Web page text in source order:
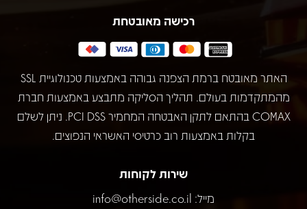
רכישה מאובטחת
האתר מאובטח ברמת הצפנה גבוהה באמצעות טכנולוגיית SSL
מהמתקדמות בעולם. תהליך הסליקה מתבצע באמצעות חברת
COMAX בהתאם לתקן האבטחה המחמיר PCI DSS. ניתן לשלם
בקלות באמצעות רוב כרטיסי האשראי הנפוצים.
שירות לקוחות
מייל: info@otherside.co.il